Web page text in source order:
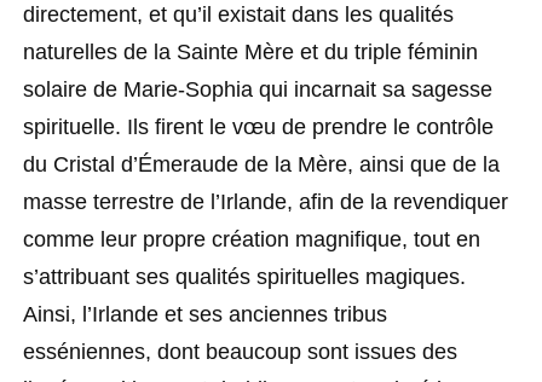
directement, et qu’il existait dans les qualités
naturelles de la Sainte Mère et du triple féminin
solaire de Marie-Sophia qui incarnait sa sagesse
spirituelle. Ils firent le vœu de prendre le contrôle
du Cristal d’Émeraude de la Mère, ainsi que de la
masse terrestre de l’Irlande, afin de la revendiquer
comme leur propre création magnifique, tout en
s’attribuant ses qualités spirituelles magiques.
Ainsi, l’Irlande et ses anciennes tribus
esséniennes, dont beaucoup sont issues des